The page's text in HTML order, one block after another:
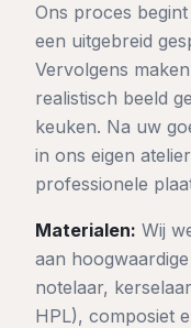
Ons proces
een uitgebreid
Vervolgens
realistisch beeld
keuken. Na uw
in ons eigen
professionele
Materialen: Wij
aan
notelaar,
HPL), composiet